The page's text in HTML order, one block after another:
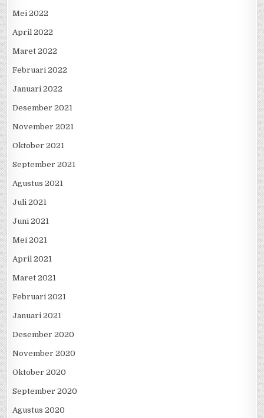
Mei 2022
April 2022
Maret 2022
Februari 2022
Januari 2022
Desember 2021
November 2021
Oktober 2021
September 2021
Agustus 2021
Juli 2021
Juni 2021
Mei 2021
April 2021
Maret 2021
Februari 2021
Januari 2021
Desember 2020
November 2020
Oktober 2020
September 2020
Agustus 2020